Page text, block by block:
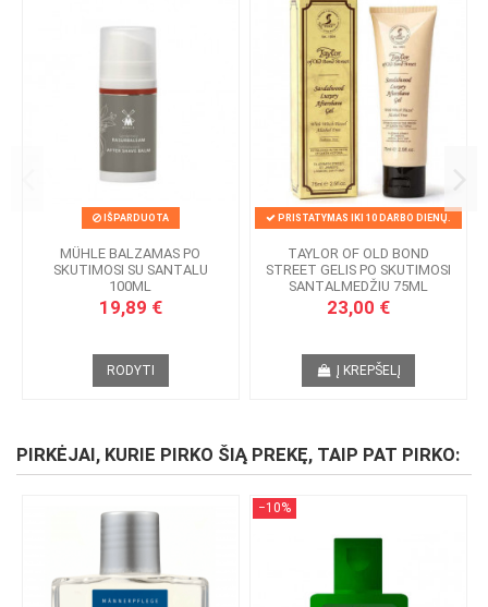
IŠPARDUOTA
MÜHLE BALZAMAS PO
SKUTIMOSI SU SANTALU
100ML
19,89 €
RODYTI
PRISTATYMAS IKI 10 DARBO DIENŲ.
TAYLOR OF OLD BOND
STREET GELIS PO SKUTIMOSI
SANTALMEDŽIU 75ML
23,00 €
Į KREPŠELĮ
PIRKĖJAI, KURIE PIRKO ŠIĄ PREKĘ, TAIP PAT PIRKO:
−10%